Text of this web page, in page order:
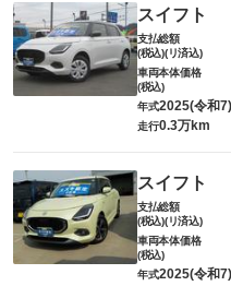
スイフト
支払総額
(税込)(リ済込)
車両本体価格
(税込)
年式2025(令和
走行0.3万km
スイフト
支払総額
(税込)(リ済込)
車両本体価格
(税込)
年式2025(令和